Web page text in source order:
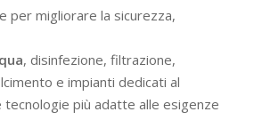
per migliorare la sicurezza,
, disinfezione, filtrazione,
e impianti dedicati al
tecnologie più adatte alle esigenze